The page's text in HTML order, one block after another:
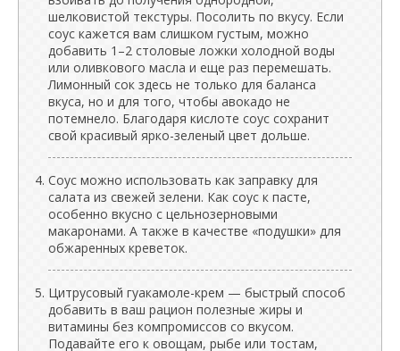
шелковистой текстуры. Посолить по вкусу. Если
соус кажется вам слишком густым, можно
добавить 1–2 столовые ложки холодной воды
или оливкового масла и еще раз перемешать.
Лимонный сок здесь не только для баланса
вкуса, но и для того, чтобы авокадо не
потемнело. Благодаря кислоте соус сохранит
свой красивый ярко-зеленый цвет дольше.
Соус можно использовать как заправку для
салата из свежей зелени. Как соус к пасте,
особенно вкусно с цельнозерновыми
макаронами. А также в качестве «подушки» для
обжаренных креветок.
Цитрусовый гуакамоле-крем — быстрый способ
добавить в ваш рацион полезные жиры и
витамины без компромиссов со вкусом.
Подавайте его к овощам, рыбе или тостам,